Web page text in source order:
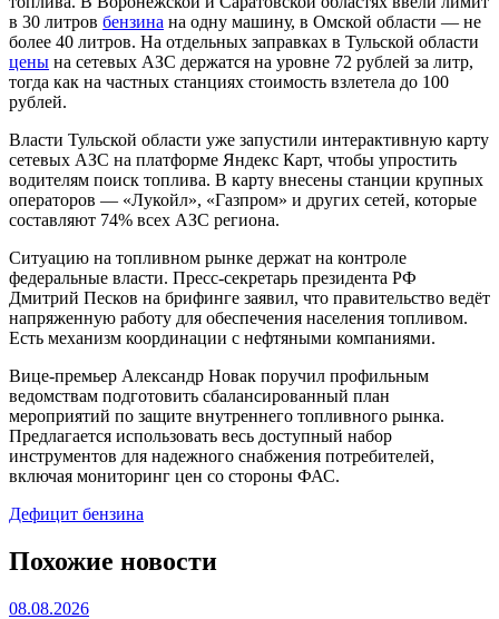
в 30 литров бензина на одну машину, в Омской области — не
более 40 литров. На отдельных заправках в Тульской области
цены на сетевых АЗС держатся на уровне 72 рублей за литр,
тогда как на частных станциях стоимость взлетела до 100
рублей.
Власти Тульской области уже запустили интерактивную карту
сетевых АЗС на платформе Яндекс Карт, чтобы упростить
водителям поиск топлива. В карту внесены станции крупных
операторов — «Лукойл», «Газпром» и других сетей, которые
составляют 74% всех АЗС региона.
Ситуацию на топливном рынке держат на контроле
федеральные власти. Пресс-секретарь президента РФ
Дмитрий Песков на брифинге заявил, что правительство ведёт
напряженную работу для обеспечения населения топливом.
Есть механизм координации с нефтяными компаниями.
Вице-премьер Александр Новак поручил профильным
ведомствам подготовить сбалансированный план
мероприятий по защите внутреннего топливного рынка.
Предлагается использовать весь доступный набор
инструментов для надежного снабжения потребителей,
включая мониторинг цен со стороны ФАС.
Дефицит бензина
Похожие новости
08.08.2026